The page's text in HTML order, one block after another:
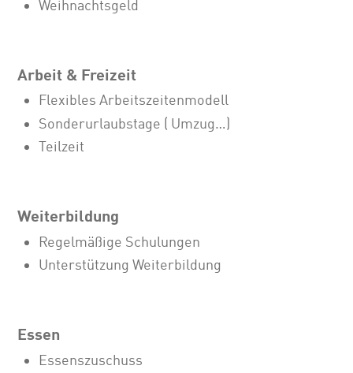
Weihnachtsgeld
Arbeit & Freizeit
Flexibles Arbeitszeitenmodell
Sonderurlaubstage ( Umzug…)
Teilzeit
Weiterbildung
Regelmäßige Schulungen
Unterstützung Weiterbildung
Essen
Essenszuschuss